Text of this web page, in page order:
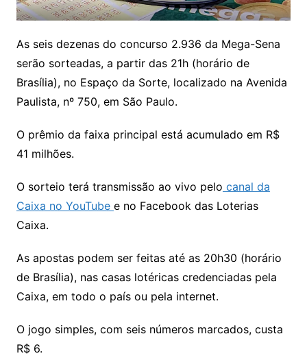
As seis dezenas do concurso 2.936 da Mega-Sena
serão sorteadas, a partir das 21h (horário de
Brasília), no Espaço da Sorte, localizado na Avenida
Paulista, nº 750, em São Paulo.
O prêmio da faixa principal está acumulado em R$
41 milhões.
O sorteio terá transmissão ao vivo pelo canal da
Caixa no YouTube e no Facebook das Loterias
Caixa.
As apostas podem ser feitas até as 20h30 (horário
de Brasília), nas casas lotéricas credenciadas pela
Caixa, em todo o país ou pela internet.
O jogo simples, com seis números marcados, custa
R$ 6.